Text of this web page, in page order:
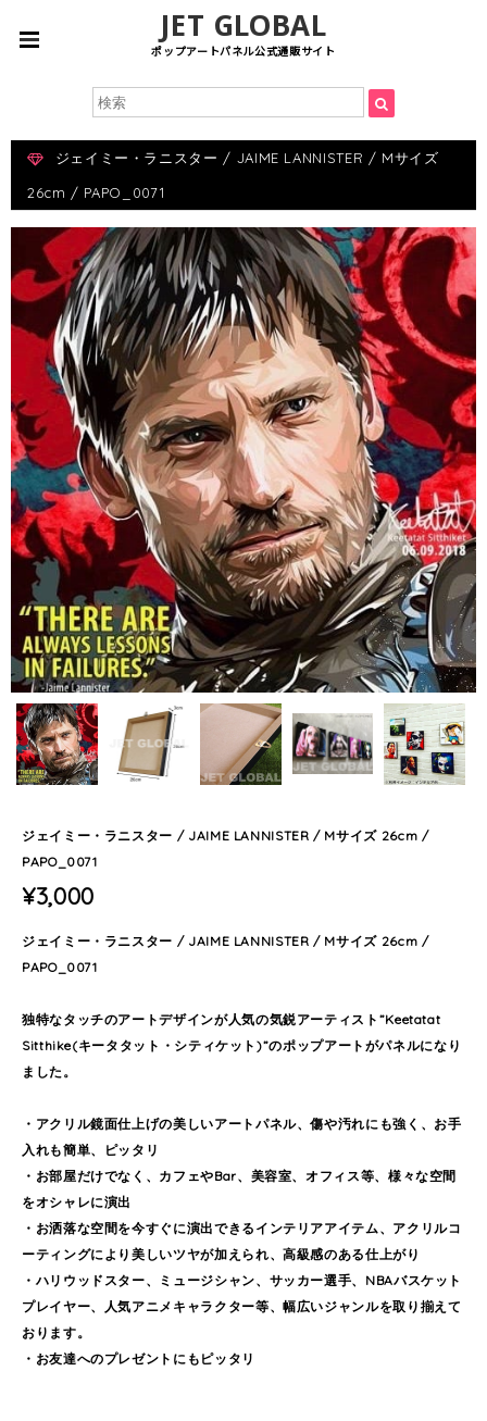
JET GLOBAL
ポップアートパネル公式通販サイト
ジェイミー・ラニスター / JAIME LANNISTER / Mサイズ
26cm / PAPO_0071
ジェイミー・ラニスター / JAIME LANNISTER / Mサイズ 26cm /
PAPO_0071
¥3,000
ジェイミー・ラニスター / JAIME LANNISTER / Mサイズ 26cm /
PAPO_0071
独特なタッチのアートデザインが人気の気鋭アーティスト”Keetatat
Sitthike(キータタット・シティケット)”のポップアートがパネルになり
ました。
・アクリル鏡面仕上げの美しいアートパネル、傷や汚れにも強く、お手
入れも簡単、ピッタリ
・お部屋だけでなく、カフェやBar、美容室、オフィス等、様々な空間
をオシャレに演出
・お洒落な空間を今すぐに演出できるインテリアアイテム、アクリルコ
ーティングにより美しいツヤが加えられ、高級感のある仕上がり
・ハリウッドスター、ミュージシャン、サッカー選手、NBAバスケット
プレイヤー、人気アニメキャラクター等、幅広いジャンルを取り揃えて
おります。
・お友達へのプレゼントにもピッタリ